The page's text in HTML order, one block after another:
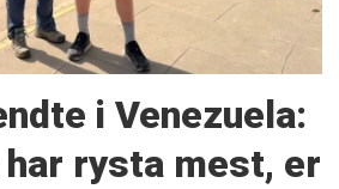
i Venezuela:
har rysta mest, er